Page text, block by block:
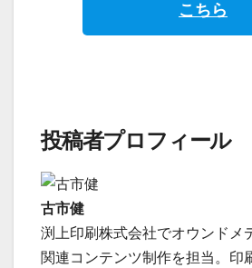
こちら
投稿者プロフィール
古市健
渕上印刷株式会社でオウンドメ
関連コンテンツ制作を担当。印